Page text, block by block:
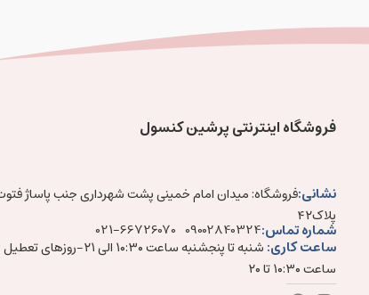
فروشگاه اینترنتی پرشین کنسول
نشانی:فروشگاه: میدان امام خمینی پشت شهرداری جنب پاساژ
پلاک۴۲
شماره تماس:09002840324
021-66726070
ساعت کاری:
شنبه تا پنجشنبه ساعت ۱۰:۳۰ الی ۲۱-روزهای تعطیل
ساعت ۱۰:۳۰ تا ۲۰